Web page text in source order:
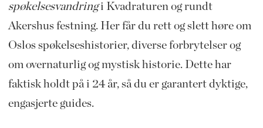
spøkelsesvandringi Kvadraturen og rundt
Akershus festning. Her får du rett og slett høre om
Oslos spøkelseshistorier, diverse forbrytelser og
om overnaturlig og mystisk historie. Dette har
faktisk holdt på i 24 år, så du er garantert dyktige,
engasjerte guides.